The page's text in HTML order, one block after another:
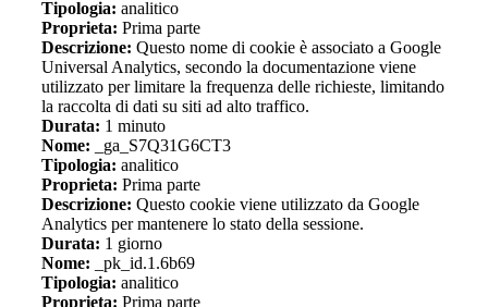
Tipologia: analitico
Proprieta: Prima parte
Descrizione: Questo nome di cookie è associato a Google
Universal Analytics, secondo la documentazione viene
utilizzato per limitare la frequenza delle richieste, limitando
la raccolta di dati su siti ad alto traffico.
Durata: 1 minuto
Nome: _ga_S7Q31G6CT3
Tipologia: analitico
Proprieta: Prima parte
Descrizione: Questo cookie viene utilizzato da Google
Analytics per mantenere lo stato della sessione.
Durata: 1 giorno
Nome: _pk_id.1.6b69
Tipologia: analitico
Proprieta: Prima parte